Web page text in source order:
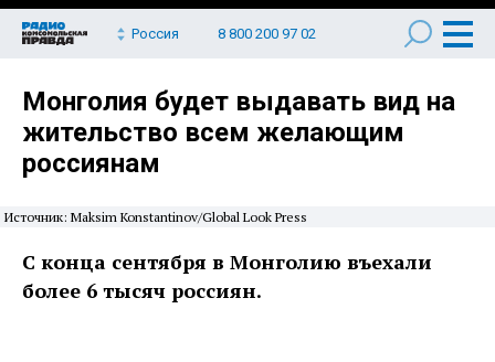
Россия 8 800 200 97 02
Монголия будет выдавать вид на
жительство всем желающим
россиянам
Источник: Maksim Konstantinov/Global Look Press
С конца сентября в Монголию въехали
более 6 тысяч россиян.